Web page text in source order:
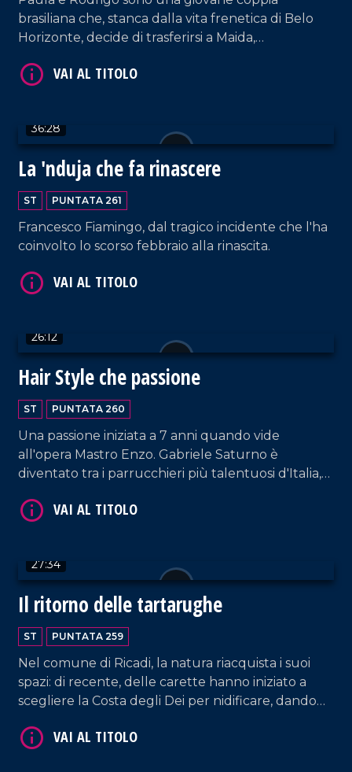
brasiliana che, stanca dalla vita frenetica di Belo
Horizonte, decide di trasferirsi a Maida,
casa. La tranquillità e l'accoglienza del posto
36:28
La 'nduja che fa rinascere
ST PUNTATA 261
Francesco Fiamingo, dal tragico incidente che l'ha
coinvolto lo scorso febbraio alla rinascita.
26:12
Hair Style che passione
ST PUNTATA 260
Una passione iniziata a 7 anni quando vide
all'opera Mastro Enzo. Gabriele Saturno è
diventato tra i parrucchieri più talentuosi d'Italia,
nazionali e trasformando così la sua passione in
27:34
Il ritorno delle tartarughe
ST PUNTATA 259
Nel comune di Ricadi, la natura riacquista i suoi
spazi: di recente, delle carette hanno iniziato a
scegliere la Costa degli Dei per nidificare, dando
marine.
VAI AL TITOLO
VAI AL TITOLO
VAI AL TITOLO